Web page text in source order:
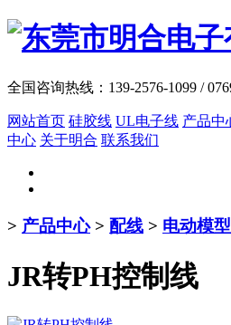
全国咨询热线： 139-2576-1099 /
网站首页 硅胶线 UL电子线 产品中
中心 关于明合 联系我们
> 产品中心> 配线 > 电动模
JR转PH控制线